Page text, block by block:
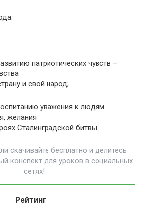
патриотических чувств –
и свой народ;
уважения к людям
желания
Сталинградской битвы.
скачивайте бесплатно и делитесь
конспект для уроков в социальных
сетях!
Рейтинг